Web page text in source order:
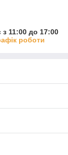
11:00 до 17:00
роботи